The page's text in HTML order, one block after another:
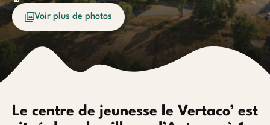
Voir plus de photos
Le centre de jeunesse le Vertaco’ est